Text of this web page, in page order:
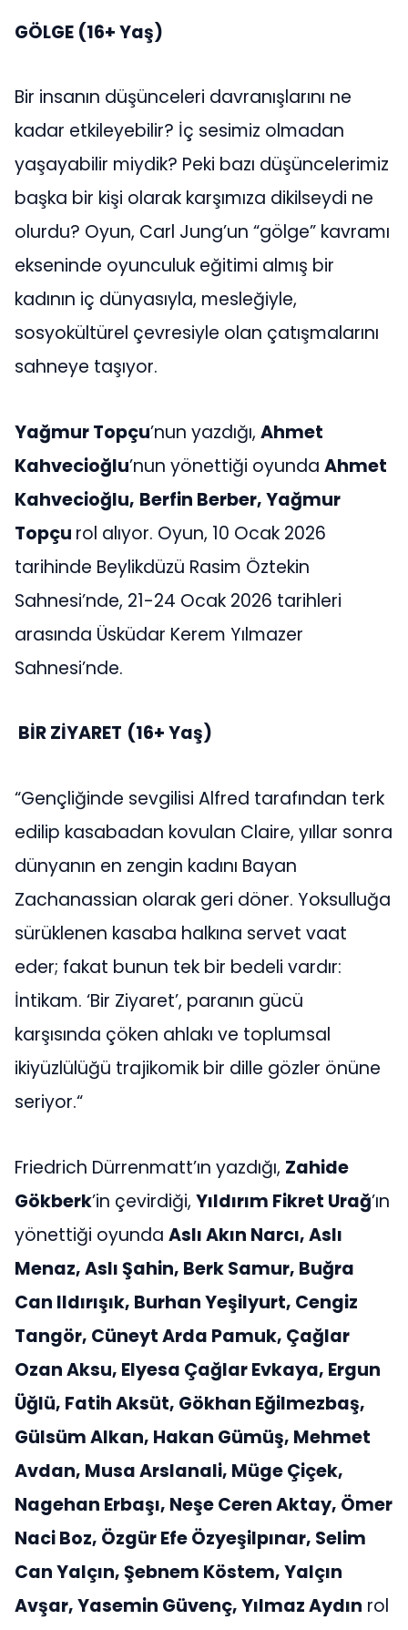
GÖLGE (16+ Yaş)
Bir insanın düşünceleri davranışlarını ne
kadar etkileyebilir? İç sesimiz olmadan
yaşayabilir miydik? Peki bazı düşüncelerimiz
başka bir kişi olarak karşımıza dikilseydi ne
olurdu? Oyun, Carl Jung’un “gölge” kavramı
ekseninde oyunculuk eğitimi almış bir
kadının iç dünyasıyla, mesleğiyle,
sosyokültürel çevresiyle olan çatışmalarını
sahneye taşıyor.
Yağmur Topçu’nun yazdığı, Ahmet
Kahvecioğlu’nun yönettiği oyunda Ahmet
Kahvecioğlu, Berfin Berber, Yağmur
Topçu rol alıyor. Oyun, 10 Ocak 2026
tarihinde Beylikdüzü Rasim Öztekin
Sahnesi’nde, 21-24 Ocak 2026 tarihleri
arasında Üsküdar Kerem Yılmazer
Sahnesi’nde.
BİR ZİYARET (16+ Yaş)
“Gençliğinde sevgilisi Alfred tarafından terk
edilip kasabadan kovulan Claire, yıllar sonra
dünyanın en zengin kadını Bayan
Zachanassian olarak geri döner. Yoksulluğa
sürüklenen kasaba halkına servet vaat
eder; fakat bunun tek bir bedeli vardır:
İntikam. ‘Bir Ziyaret’, paranın gücü
karşısında çöken ahlakı ve toplumsal
ikiyüzlülüğü trajikomik bir dille gözler önüne
seriyor.“
Friedrich Dürrenmatt’ın yazdığı, Zahide
Gökberk’in çevirdiği, Yıldırım Fikret Urağ’ın
yönettiği oyunda Aslı Akın Narcı, Aslı
Menaz, Aslı Şahin, Berk Samur, Buğra
Can Ildırışık, Burhan Yeşilyurt, Cengiz
Tangör, Cüneyt Arda Pamuk, Çağlar
Ozan Aksu, Elyesa Çağlar Evkaya, Ergun
Üğlü, Fatih Aksüt, Gökhan Eğilmezbaş,
Gülsüm Alkan, Hakan Gümüş, Mehmet
Avdan, Musa Arslanali, Müge Çiçek,
Nagehan Erbaşı, Neşe Ceren Aktay, Ömer
Naci Boz, Özgür Efe Özyeşilpınar, Selim
Can Yalçın, Şebnem Köstem, Yalçın
Avşar, Yasemin Güvenç, Yılmaz Aydın rol